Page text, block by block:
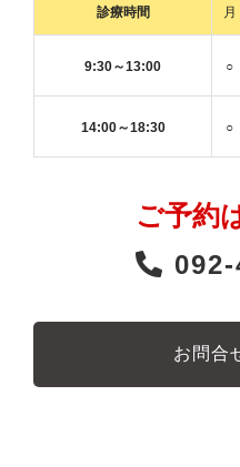
診療時間 月
9:30～13:00 ○
14:00～18:30 ○
ご予約
お問合